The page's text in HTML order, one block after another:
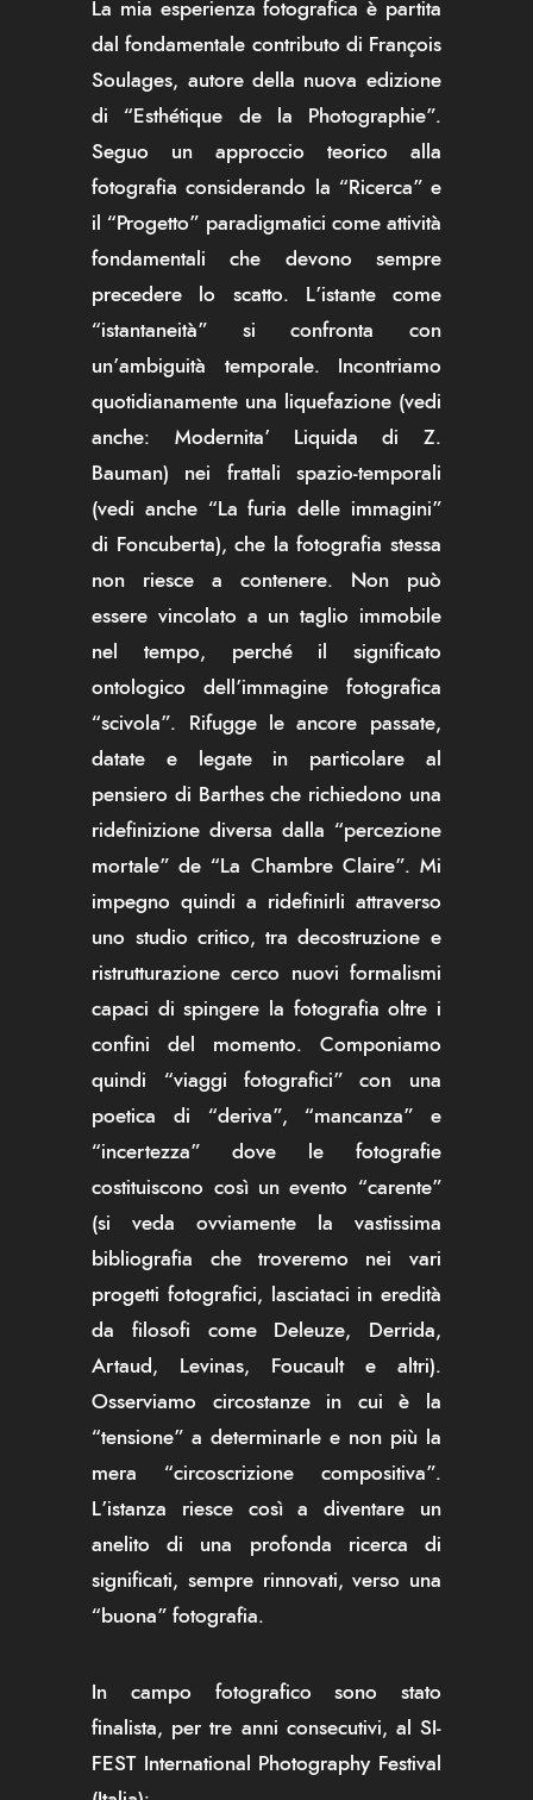
La mia esperienza fotografica è partita
dal fondamentale contributo di François
Soulages, autore della nuova edizione
di “Esthétique de la Photographie”.
Seguo un approccio teorico alla
fotografia considerando la “Ricerca” e
il “Progetto” paradigmatici come attività
fondamentali che devono sempre
precedere lo scatto. L’istante come
“istantaneità” si confronta con
un’ambiguità temporale. Incontriamo
quotidianamente una liquefazione (vedi
anche: Modernita’ Liquida di Z.
Bauman) nei frattali spazio-temporali
(vedi anche “La furia delle immagini”
di Foncuberta), che la fotografia stessa
non riesce a contenere. Non può
essere vincolato a un taglio immobile
nel tempo, perché il significato
ontologico dell’immagine fotografica
“scivola”. Rifugge le ancore passate,
datate e legate in particolare al
pensiero di Barthes che richiedono una
ridefinizione diversa dalla “percezione
mortale” de “La Chambre Claire”. Mi
impegno quindi a ridefinirli attraverso
uno studio critico, tra decostruzione e
ristrutturazione cerco nuovi formalismi
capaci di spingere la fotografia oltre i
confini del momento. Componiamo
quindi “viaggi fotografici” con una
poetica di “deriva”, “mancanza” e
“incertezza” dove le fotografie
costituiscono così un evento “carente”
(si veda ovviamente la vastissima
bibliografia che troveremo nei vari
progetti fotografici, lasciataci in eredità
da filosofi come Deleuze, Derrida,
Artaud, Levinas, Foucault e altri).
Osserviamo circostanze in cui è la
“tensione” a determinarle e non più la
mera “circoscrizione compositiva”.
L’istanza riesce così a diventare un
anelito di una profonda ricerca di
significati, sempre rinnovati, verso una
“buona” fotografia.
In campo fotografico sono stato
finalista, per tre anni consecutivi, al SI-
FEST International Photography Festival